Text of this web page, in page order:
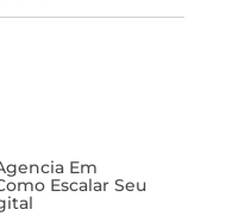
Em
Escalar Seu